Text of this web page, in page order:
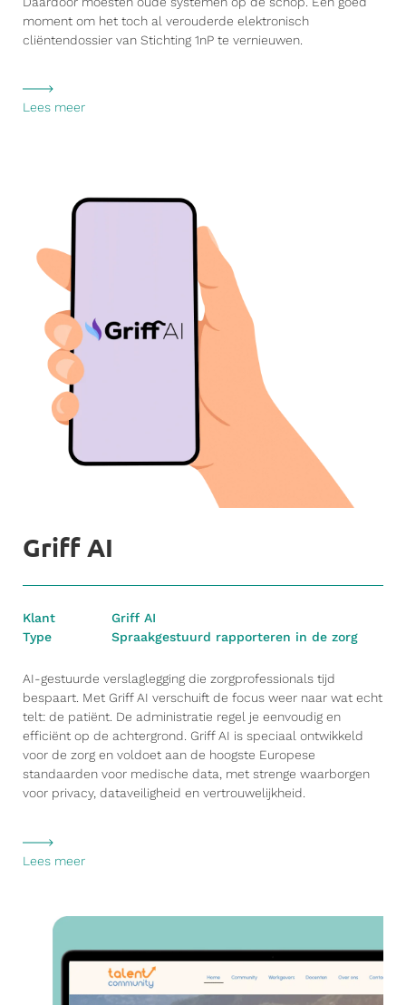
moment om het toch al verouderde elektronisch
cliëntendossier van Stichting 1nP te vernieuwen.
Lees meer
Griff AI
Klant
Griff AI
Type
Spraakgestuurd rapporteren in de zorg
AI-gestuurde verslaglegging die zorgprofessionals tijd
bespaart. Met Griff AI verschuift de focus weer naar wat echt
telt: de patiënt. De administratie regel je eenvoudig en
efficiënt op de achtergrond. Griff AI is speciaal ontwikkeld
voor de zorg en voldoet aan de hoogste Europese
standaarden voor medische data, met strenge waarborgen
voor privacy, dataveiligheid en vertrouwelijkheid.
Lees meer